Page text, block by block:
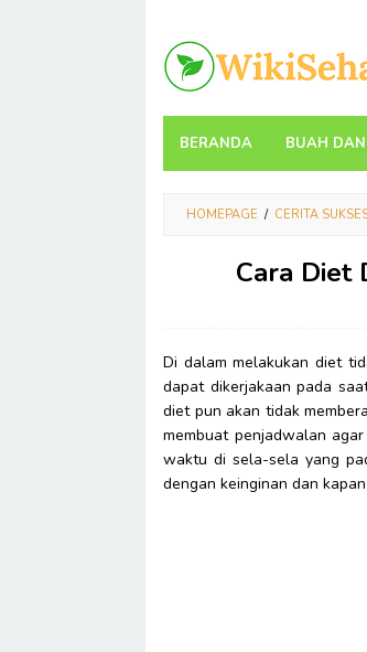
content
BERANDA BUAH
HOMEPAGE / CERITA
Cara Diet
Di dalam melakukan diet
dapat dikerjakaan pada
diet pun akan tidak
membuat penjadwalan
waktu di sela-sela yang
dengan keinginan dan